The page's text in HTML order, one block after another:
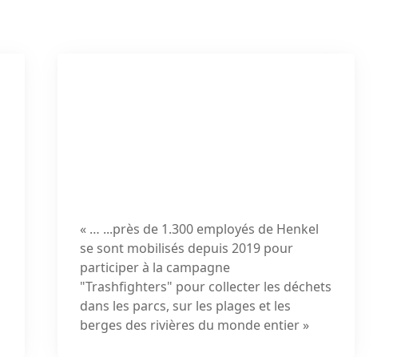
« … ...près de 1.300 employés de Henkel
se sont mobilisés depuis 2019 pour
participer à la campagne
"Trashfighters" pour collecter les déchets
dans les parcs, sur les plages et les
berges des rivières du monde entier »